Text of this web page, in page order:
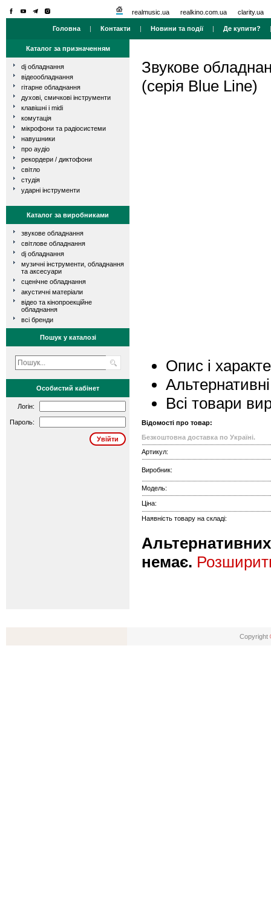
realmusic.ua realkino.com.ua clarity.ua
Головна | Контакти | Новини та події| Де купити?
Каталог за призначенням
dj обладнання
відеообладнання
гітарне обладнання
духові, смичкові інструменти
клавішні і midi
комутація
мікрофони та радіосистеми
навушники
про аудіо
рекордери / диктофони
світло
студія
ударні інструменти
Каталог за виробниками
звукове обладнання
світлове обладнання
dj обладнання
музичні інструменти, обладнання
та аксесуари
сценічне обладнання
акустичні матеріали
відео та кінопроекційне
обладнання
всі бренди
Пошук у каталозі
Особистий кабінет
Логін:
Пароль:
Звукове
(серія Blue Line)
Опис і
Всі товари
Відомості про товар:
Безкоштовна доставка по Україні.
Артикул:
Виробник:
Модель:
Ціна:
Наявність товару на складі:
Альтернативних
немає.
Copyright